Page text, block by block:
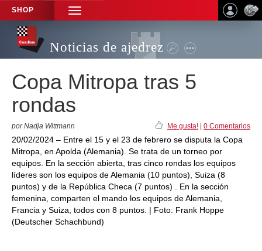
SHOP
TOGGLE
NAVIGATION
Noticias de ajedrez
Copa Mitropa tras 5
rondas
por Nadja Wittmann Me gusta! 0 Comentarios
20/02/2024 – Entre el 15 y el 23 de febrero se disputa la Copa
Mitropa, en Apolda (Alemania). Se trata de un torneo por
equipos. En la sección abierta, tras cinco rondas los equipos
líderes son los equipos de Alemania (10 puntos), Suiza (8
puntos) y de la República Checa (7 puntos) . En la sección
femenina, comparten el mando los equipos de Alemania,
Francia y Suiza, todos con 8 puntos. | Foto: Frank Hoppe
(Deutscher Schachbund)